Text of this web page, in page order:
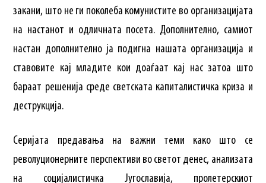
закани, што не ги поколеба комунистите во организацијата
на настанот и одличната посета. Дополнително, самиот
настан дополнително ја подигна нашата организација и
ставовите кај младите кои доаѓаат кај нас затоа што
бараат решенија среде светската капиталистичка криза и
деструкција.
Серијата предавања на важни теми како што се
револуционерните перспективи во светот денес, анализата
на социјалистичка Југославија, пролетерскиот